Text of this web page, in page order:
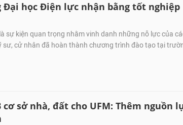
Đại học Điện lực nhận bằng tốt nghiệp
sự kiện quan trọng nhằm vinh danh những nỗ lực của
sư, cử nhân đã hoàn thành chương trình đào tạo tại
sở nhà, đất cho UFM: Thêm nguồn